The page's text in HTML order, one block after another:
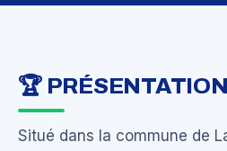
🏆
Situé dans la commune de